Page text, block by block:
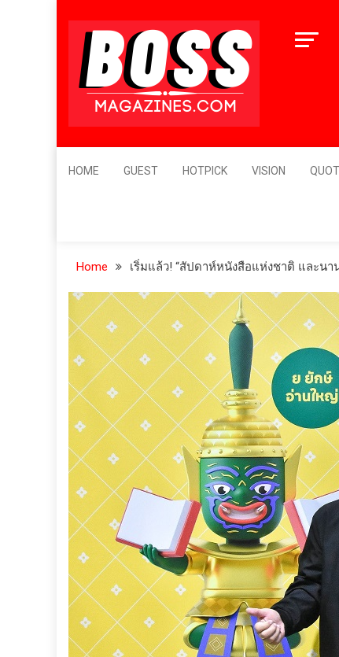
content
Leader's Vision
HOME GUEST HOTPICK VISION
Home เริ่มแล้ว! “สัปดาห์หนังสือแห่งชาติ และนา